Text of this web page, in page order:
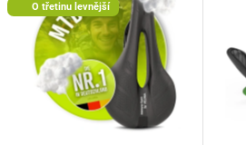
O třetinu levnější